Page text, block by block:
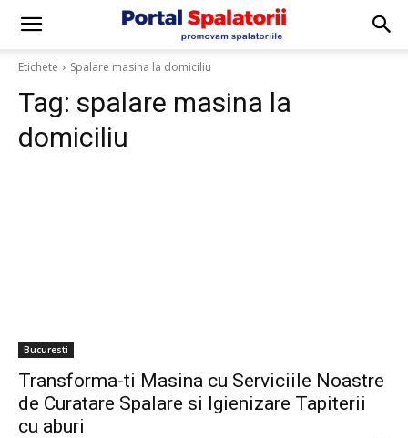
Etichete Spalare masina la domiciliu
Tag: spalare masina la
domiciliu
Bucuresti
Transforma-ti Masina cu Serviciile Noastre
de Curatare Spalare si Igienizare Tapiterii
cu aburi